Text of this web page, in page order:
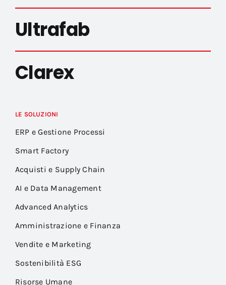
Ultrafab
Clarex
LE SOLUZIONI
ERP e Gestione Processi
Smart Factory
Acquisti e Supply Chain
AI e Data Management
Advanced Analytics
Amministrazione e Finanza
Vendite e Marketing
Sostenibilità ESG
Risorse Umane